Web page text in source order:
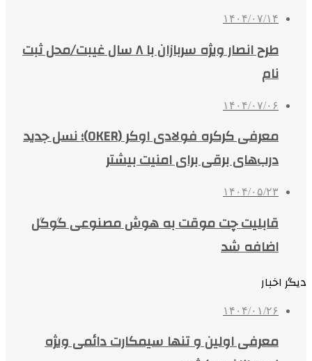
۱۴۰۴/۰۷/۱۴
طرح انصار ویژه سربازان با ۸ سال غیبت/محل ثبت
نام
۱۴۰۴/۰۷/۰۶
معرفی کرکره فولادی اوکر (OKER)؛ نسل جدید
درب‌های برقی برای امنیت بیشتر
۱۴۰۴/۰۵/۲۳
قابلیت چت موقت به هوش مصنوعی گوگل
اضافه شد
دیگر اخبار
۱۴۰۴/۰۱/۲۶
معرفی اولین و تنها سیمکارت دائمی ویژه